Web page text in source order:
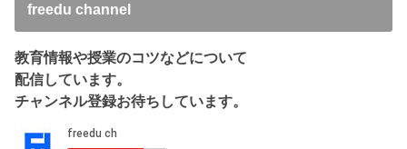
freedu channel
教育情報や授業のコツなどについて
配信しています。
チャンネル登録お待ちしています。